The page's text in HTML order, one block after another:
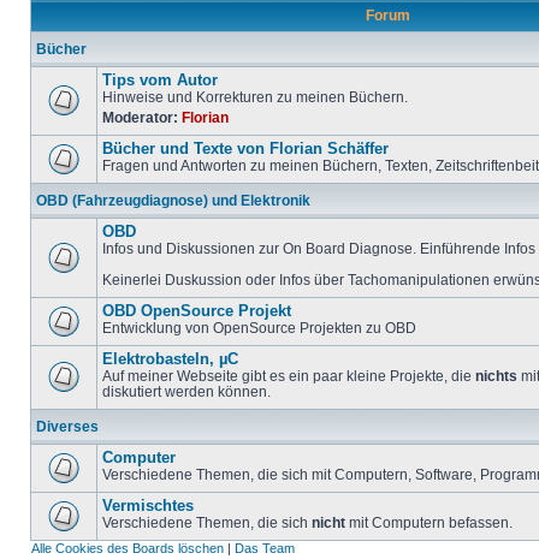
Forum
Bücher
Tips vom Autor
Hinweise und Korrekturen zu meinen Büchern.
Moderator: Florian
Bücher und Texte von Florian Schäffer
Fragen und Antworten zu meinen Büchern, Texten,
OBD (Fahrzeugdiagnose) und Elektronik
OBD
Infos und Diskussionen zur On Board Diagnose. Einführende
Keinerlei Duskussion oder Infos über Tachomanipulationen
OBD OpenSource Projekt
Entwicklung von OpenSource Projekten zu OBD
Elektrobasteln, µC
Auf meiner Webseite gibt es ein paar kleine Projekte, die nichts
diskutiert werden können.
Diverses
Computer
Verschiedene Themen, die sich mit Computern, Software,
Vermischtes
Verschiedene Themen, die sich nicht mit Computern befassen.
Alle Cookies des Boards löschen | Das Team